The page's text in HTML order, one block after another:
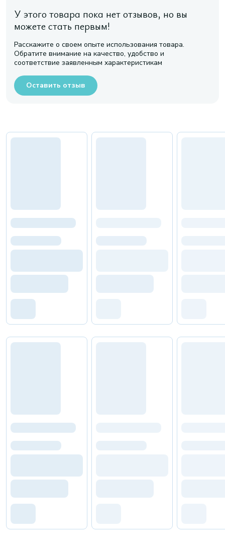
У этого товара пока нет отзывов, но вы
можете стать первым!
Расскажите о своем опыте использования товара.
Обратите внимание на качество, удобство и
соответствие заявленным характеристикам
Оставить отзыв